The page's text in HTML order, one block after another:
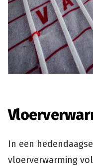
In een
vloerverwarming